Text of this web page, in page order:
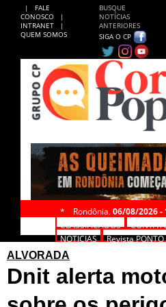
|
FALE
CONOSCO
|
INTRANET
|
QUEM SOMOS
BUSQUE
NOTÍCIAS
ANTERIORES
SIGA O CP
* Rondônia, 06/08/2026 -
CLASSIFICADOS
NOTÍCIAS
Revista
ALVORADA
Dnit alerta